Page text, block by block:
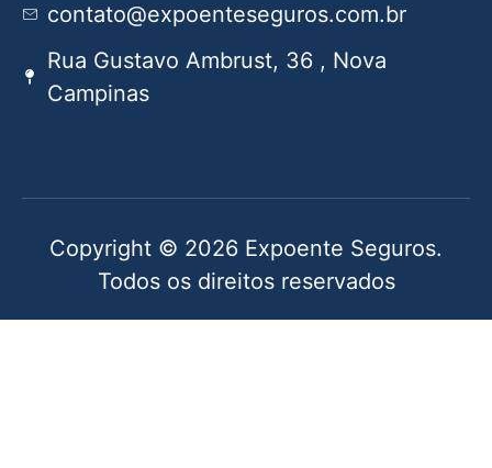
contato@expoenteseguros.com.br
Rua Gustavo Ambrust, 36 , Nova
Campinas
Copyright © 2026 Expoente Seguros.
Todos os direitos reservados